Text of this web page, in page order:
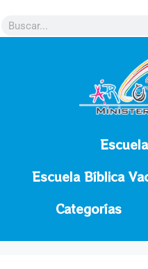
Escuela Bíblica
Categorías